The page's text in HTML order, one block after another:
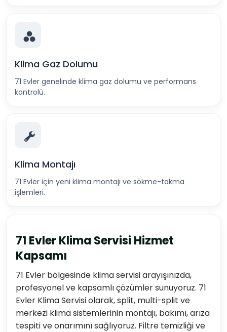
Klima Gaz Dolumu
71 Evler genelinde klima gaz dolumu ve performans
kontrolü.
Klima Montajı
71 Evler için yeni klima montajı ve sökme-takma
işlemleri.
71 Evler Klima Servisi Hizmet
Kapsamı
71 Evler bölgesinde klima servisi arayışınızda,
profesyonel ve kapsamlı çözümler sunuyoruz. 71
Evler Klima Servisi olarak, split, multi-split ve
merkezi klima sistemlerinin montajı, bakımı, arıza
tespiti ve onarımını sağlıyoruz. Filtre temizliği ve